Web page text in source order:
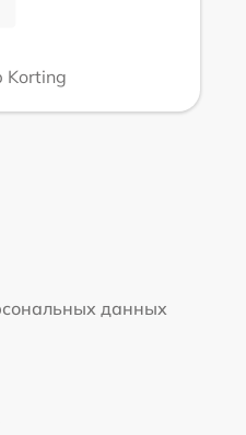
Korting
данных